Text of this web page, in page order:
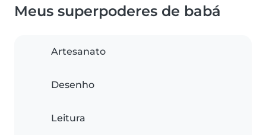
Meus superpoderes de babá
Artesanato
Desenho
Leitura